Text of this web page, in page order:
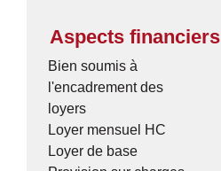
Aspects financiers
Bien soumis à
l'encadrement des
loyers
Loyer mensuel HC
Loyer de base